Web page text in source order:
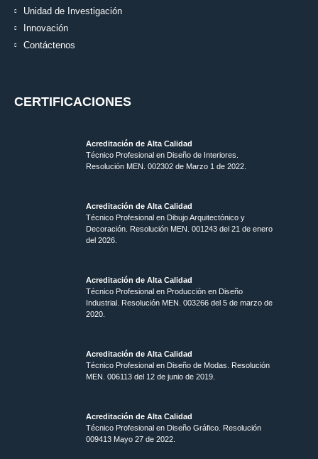
Unidad de Investigación
Innovación
Contáctenos
CERTIFICACIONES
Acreditación de Alta Calidad
Técnico Profesional en Diseño de Interiores.
Resolución MEN. 002302 de Marzo 1 de 2022.
Acreditación de Alta Calidad
Técnico Profesional en Dibujo Arquitectónico y
Decoración. Resolución MEN. 001243 del 21 de enero
del 2026.
Acreditación de Alta Calidad
Técnico Profesional en Producción en Diseño
Industrial. Resolución MEN. 003266 del 5 de marzo de
2020.
Acreditación de Alta Calidad
Técnico Profesional en Diseño de Modas. Resolución
MEN. 006113 del 12 de junio de 2019.
Acreditación de Alta Calidad
Técnico Profesional en Diseño Gráfico. Resolución
009413 Mayo 27 de 2022.